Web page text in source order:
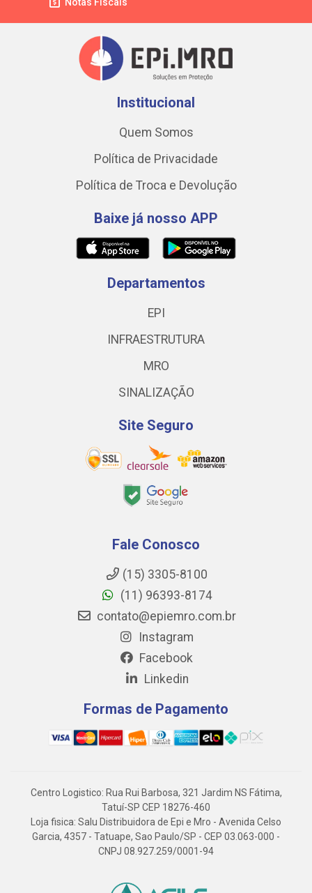
Notas Fiscais
Institucional
Quem Somos
Política de Privacidade
Política de Troca e Devolução
Baixe já nosso APP
Departamentos
EPI
INFRAESTRUTURA
MRO
SINALIZAÇÃO
Site Seguro
Fale Conosco
(15) 3305-8100
(11) 96393-8174
contato@epiemro.com.br
Instagram
Facebook
Linkedin
Formas de Pagamento
Centro Logistico: Rua Rui Barbosa, 321 Jardim NS Fátima,
Tatuí-SP CEP 18276-460
Loja fisica: Salu Distribuidora de Epi e Mro - Avenida Celso
Garcia, 4357 - Tatuape, Sao Paulo/SP - CEP 03.063-000 -
CNPJ 08.927.259/0001-94